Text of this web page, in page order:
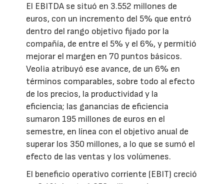
El EBITDA se situó en 3.552 millones de
euros, con un incremento del 5% que entró
dentro del rango objetivo fijado por la
compañía, de entre el 5% y el 6%, y permitió
mejorar el margen en 70 puntos básicos.
Veolia atribuyó ese avance, de un 6% en
términos comparables, sobre todo al efecto
de los precios, la productividad y la
eficiencia; las ganancias de eficiencia
sumaron 195 millones de euros en el
semestre, en línea con el objetivo anual de
superar los 350 millones, a lo que se sumó el
efecto de las ventas y los volúmenes.
El beneficio operativo corriente (EBIT) creció